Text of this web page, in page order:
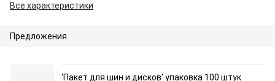
Все характеристики
Предложения
'Пакет для шин и дисков' упаковка 100 штук